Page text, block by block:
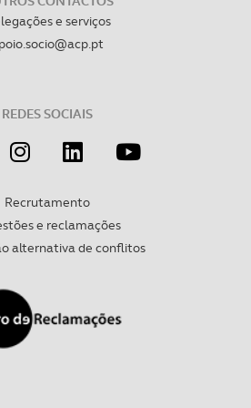
de certo tipo de Cookies e
ter impacto na sua
cookies do site.
e serviços
REDES SOCIAIS
Recrutamento
e reclamações
alternativa de conflitos